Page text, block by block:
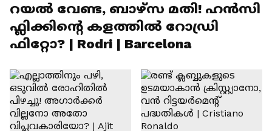
റയല്‍ വേണ്ട, ബാഴ്‌സ മതി! ഹൻസി
ഫ്ലിക്കിന്റെ കളത്തില്‍ റോഡ്രി
ഫിറ്റോ? | Rodri | Barcelona